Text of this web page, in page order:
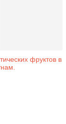
фруктов в